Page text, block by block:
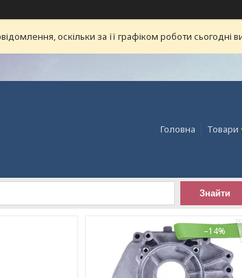
оскільки за її графіком роботи
Головна Товари
Знайти
–14%